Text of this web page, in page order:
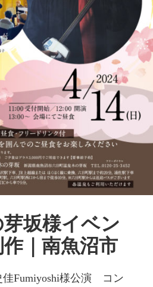
坂様イベン
作｜南魚沼市
佳Fumiyoshi様公演 コン